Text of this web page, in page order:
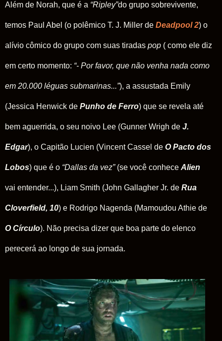
Além de Norah, que é a “Ripley”do grupo sobrevivente,
temos Paul Abel (o polêmico T. J. Miller de Deadpool 2) o
alívio cômico do grupo com suas tiradas pop ( como ele diz
em certo momento: “- Por favor, que não venha nada como
em 20.000 léguas submarinas...”), a assustada Emily
(Jessica Henwick de Punho de Ferro) que se revela até
bem aguerrida, o seu noivo Lee (Gunner Wrigh de J.
Edgar), o Capitão Lucien (Vincent Cassel de O Pacto dos
Lobos) que é o “Dallas da vez”(se você conhece Alien
vai entender...), Liam Smith (John Gallagher Jr. de Rua
Cloverfield, 10) e Rodrigo Nagenda (Mamoudou Athie de
O Círculo). Não precisa dizer que boa parte do elenco
perecerá ao longo de sua jornada.